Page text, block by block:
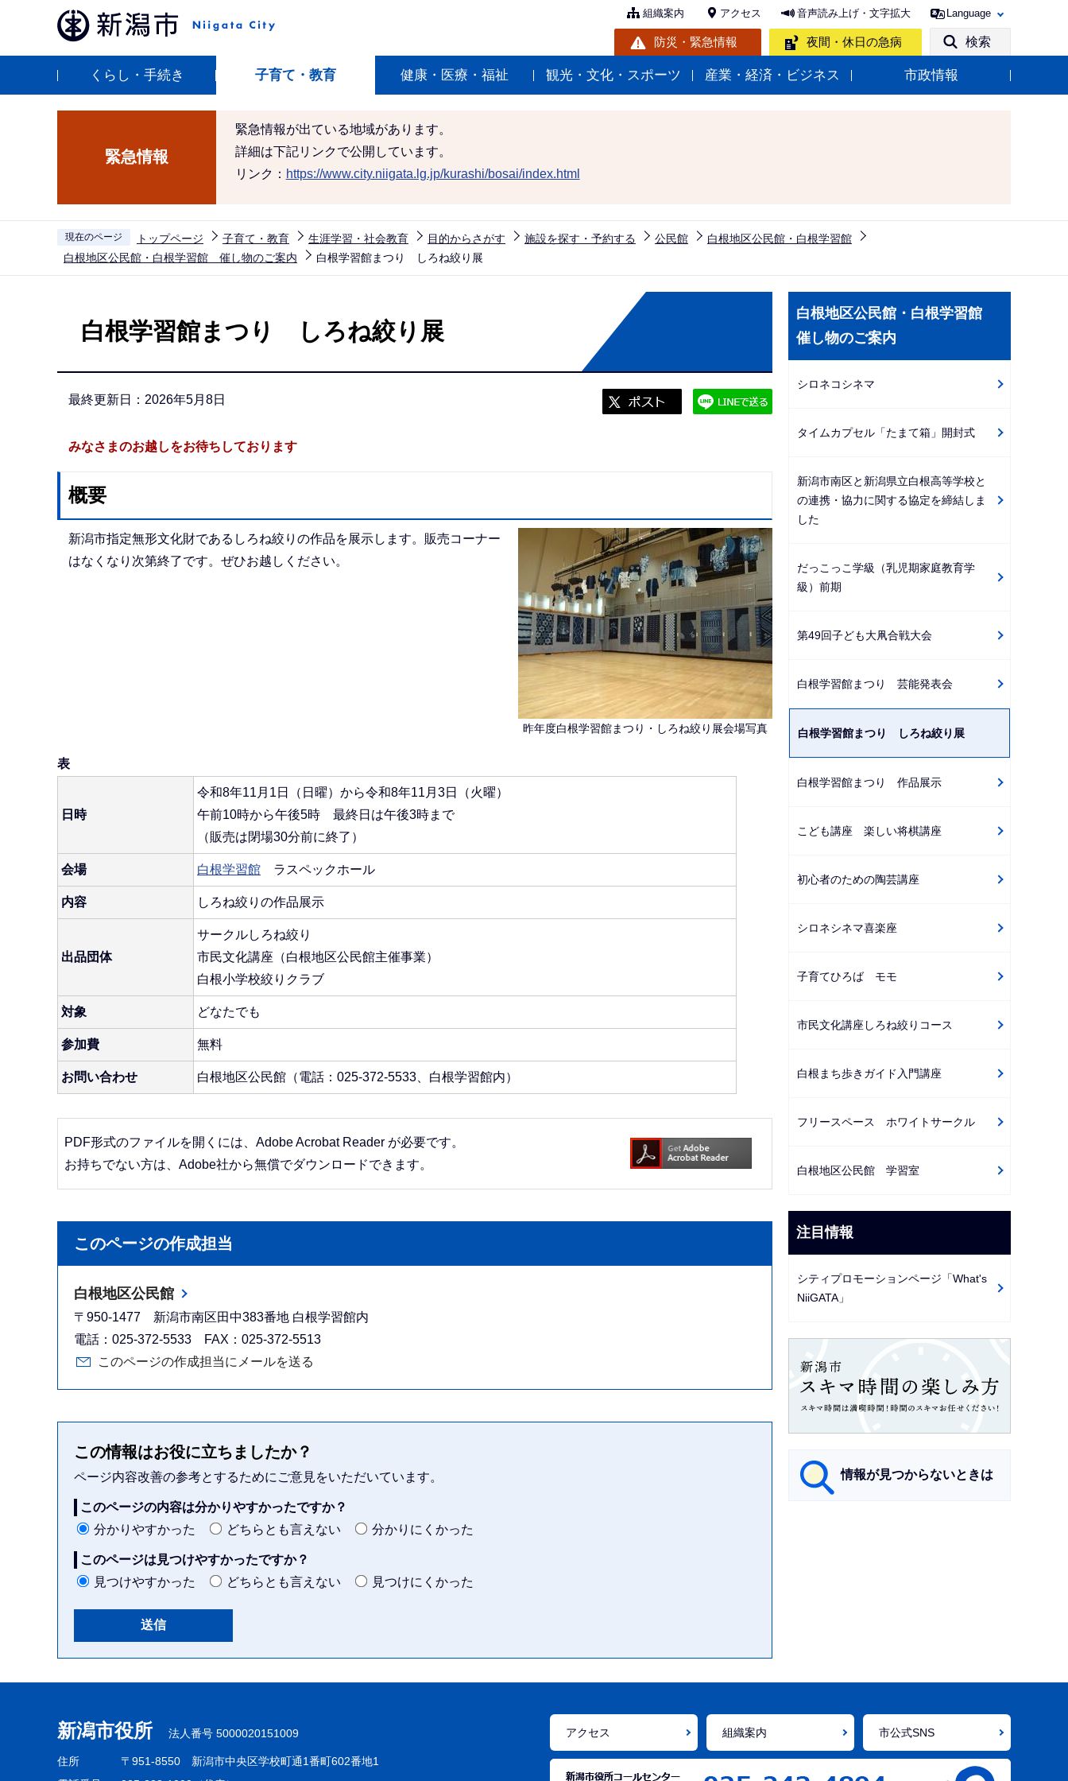
ペ
組織案内 アクセス 音声読み上げ・文字拡大 Language
防災・緊急情報 夜間・休日の急病 検索
くらし・手続き 子育て・教育 健康・医療・福祉 観光・文化・スポーツ 産業・経済・ビジネス 市政情報
緊急情報
緊急情報が出ている地域があります。
詳細は下記リンクで公開しています。
リンク： https://www.city.niigata.lg.jp/kurashi/bosai/index.html
現在のページ トップページ 子育て・教育 生涯学習・社会教育 目的からさがす 施設を探す・予約する 公民館
白根地区公民館・白根学習館
白根地区公民館・白根学習館 催し物のご案内
白根学習館まつり しろね絞り展
白根学習館まつり しろね絞り展
最終更新日：2026年5月8日
みなさまのお越しをお待ちしております
概要
昨年度白根学習館まつり・しろね絞り展会場写真
新潟市指定無形文化財であるしろね絞りの作品を展示します。販売コーナー
はなくなり次第終了です。ぜひお越しください。
表
日時
令和8年11月1日（日曜）から令和8年11月3日（火曜）
午前10時から午後5時 最終日は午後3時まで
（販売は閉場30分前に終了）
会場 白根学習館 ラスペックホール
内容 しろね絞りの作品展示
出品団体
サークルしろね絞り
市民文化講座（白根地区公民館主催事業）
白根小学校絞りクラブ
対象 どなたでも
参加費 無料
お問い合わせ 白根地区公民館（電話：025-372-5533、白根学習館内）
PDF形式のファイルを開くには、Adobe Acrobat Reader が必要です。
お持ちでない方は、Adobe社から無償でダウンロードできます。
このページの作成担当
白根地区公民館
〒950-1477 新潟市南区田中383番地 白根学習館内
電話：025-372-5533 FAX：025-372-5513
このページの作成担当にメールを送る
この情報はお役に立ちましたか？
ページ内容改善の参考とするためにご意見をいただいています。
このページの内容は分かりやすかったですか？
分かりやすかった
どちらとも言えない 分かりにくかった
このページは見つけやすかったですか？
見つけやすかった
どちらとも言えない 見つけにくかった
こ
ま
ナ
ゲ
シ
ン
こ
こ
ら
白根地区公民館・白根学習館
催し物のご案内
シロネコシネマ
タイムカプセル「たまて箱」開封式
新潟市南区と新潟県立白根高等学校と
の連携・協力に関する協定を締結しま
した
だっこっこ学級（乳児期家庭教育学
級）前期
第49回子ども大凧合戦大会
白根学習館まつり 芸能発表会
白根学習館まつり しろね絞り展
白根学習館まつり 作品展示
こども講座 楽しい将棋講座
初心者のための陶芸講座
シロネシネマ喜楽座
子育てひろば モモ
市民文化講座しろね絞りコース
白根まち歩きガイド入門講座
フリースペース ホワイトサークル
白根地区公民館 学習室
注目情報
シティプロモーションページ「What's
NiiGATA」
情報が見つからないときは
ョ
こ
新潟市役所 法人番号 5000020151009
住所 〒951-8550 新潟市中央区学校町通1番町602番地1
アクセス 組織案内 市公式SNS